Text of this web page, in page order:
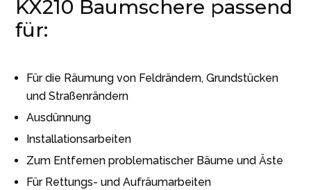
KX210 Baumschere passend
für:
Für die Räumung von Feldrändern, Grundstücken
und Straßenrändern
Ausdünnung
Installationsarbeiten
Zum Entfernen problematischer Bäume und Äste
Für Rettungs- und Aufräumarbeiten